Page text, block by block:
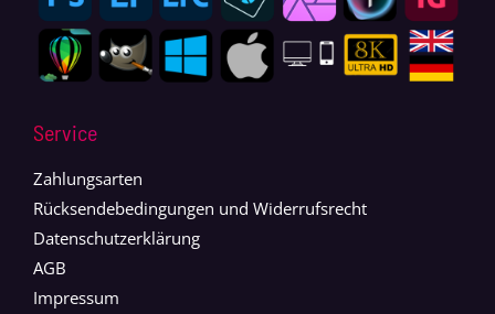
Service
Zahlungsarten
Rücksendebedingungen und Widerrufsrecht
Datenschutzerklärung
AGB
Impressum